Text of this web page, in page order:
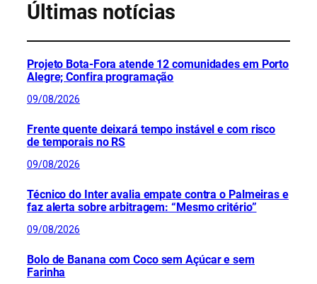
Últimas notícias
Projeto Bota-Fora atende 12 comunidades em Porto
Alegre; Confira programação
09/08/2026
Frente quente deixará tempo instável e com risco
de temporais no RS
09/08/2026
Técnico do Inter avalia empate contra o Palmeiras e
faz alerta sobre arbitragem: “Mesmo critério”
09/08/2026
Bolo de Banana com Coco sem Açúcar e sem
Farinha